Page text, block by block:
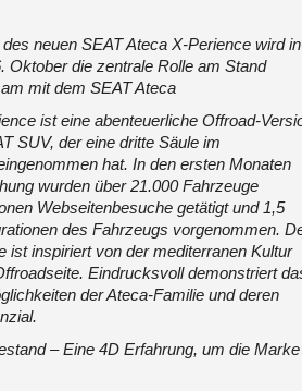
neuen SEAT Ateca X-Perience wird in
Oktober die zentrale Rolle am Stand
mit dem SEAT Ateca
ist eine abenteuerliche Offroad-
SUV, der eine dritte Säule im
hat. In den ersten Monaten
wurden über 21.000 Fahrzeuge
Webseitenbesuche getätigt und 1,5
des Fahrzeugs vorgenommen.
ist inspiriert von der mediterranen Kultur
Eindrucksvoll demonstriert
der Ateca-Familie und deren
– Eine 4D Erfahrung, um die Marke